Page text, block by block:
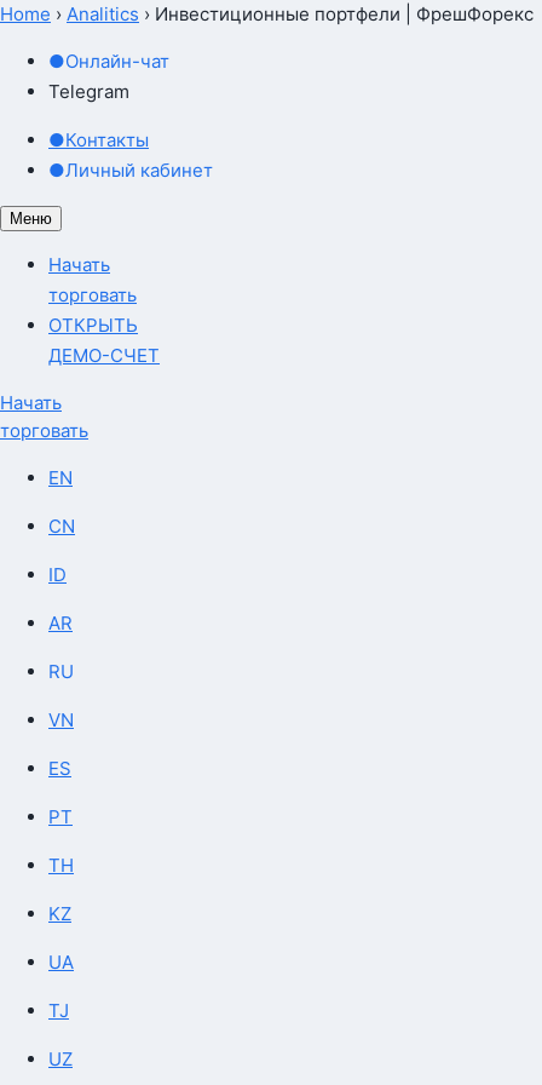
Home › Analitics › Инвестиционные портфели | ФрешФорекс
●Онлайн-чат
Telegram
●Контакты
●Личный кабинет
Меню
Начать
торговать
ОТКРЫТЬ
ДЕМО-СЧЕТ
Начать
торговать
EN
CN
ID
AR
RU
VN
ES
PT
TH
KZ
UA
TJ
UZ